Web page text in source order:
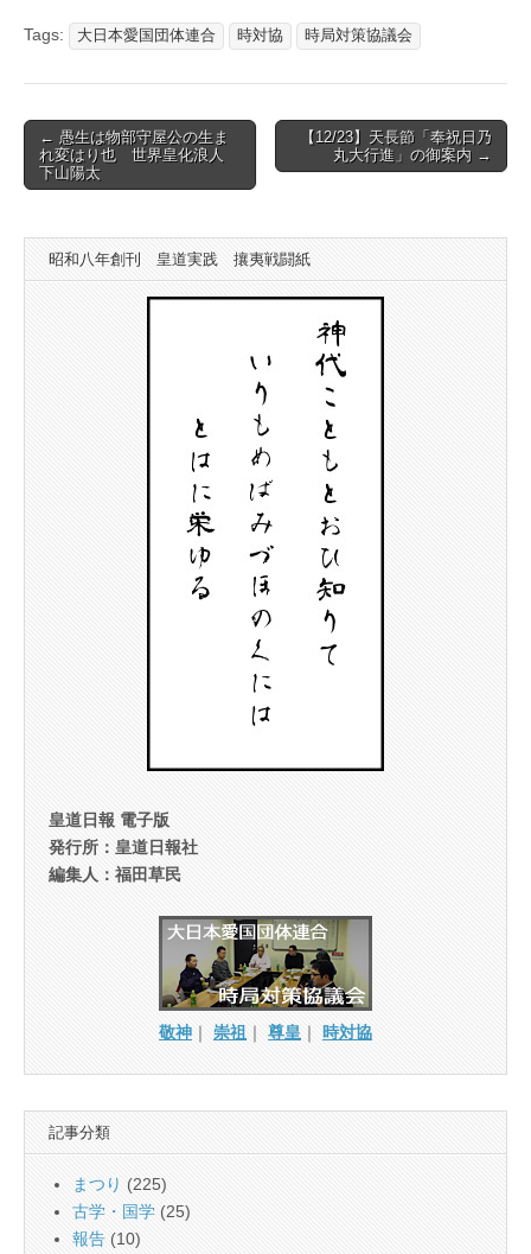
Tags: 大日本愛国団体連合 時対協 時局対策協議会
Post
navigation
← 愚生は物部守屋公の生ま
れ変はり也 世界皇化浪人
下山陽太
【12/23】天長節「奉祝日乃
丸大行進」の御案内 →
昭和八年創刊 皇道実践 攘夷戦闘紙
皇道日報 電子版
発行所：皇道日報社
編集人：福田草民
敬神 ｜ 崇祖 ｜ 尊皇 ｜ 時対協
記事分類
まつり (225)
古学・国学 (25)
報告 (10)